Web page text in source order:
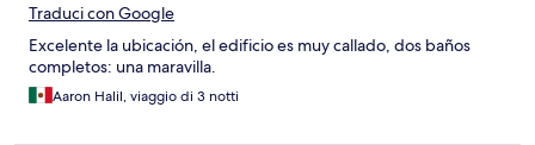
Traduci con Google
Excelente la ubicación, el edificio es muy callado, dos baños
completos: una maravilla.
Aaron Halil, viaggio di 3 notti